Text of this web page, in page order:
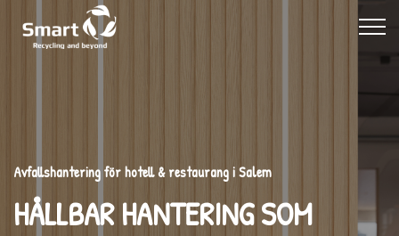
Avfallshantering för hotell & restaurang i Salem
HÅLLBAR HANTERING SOM